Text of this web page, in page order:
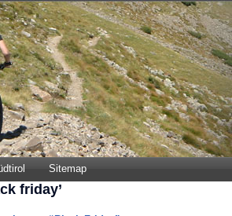
Sitemap
friday’